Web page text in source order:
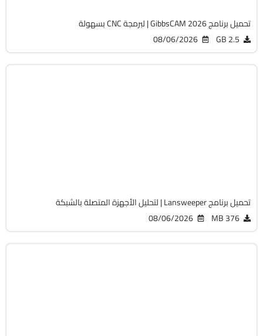
تحميل برنامج GibbsCAM 2026 | لبرمجة CNC بسهولة
2.5 GB
08/06/2026
تحميل برنامج Lansweeper | لتحليل الأجهزة المتصلة بالشبكة
376 MB
08/06/2026